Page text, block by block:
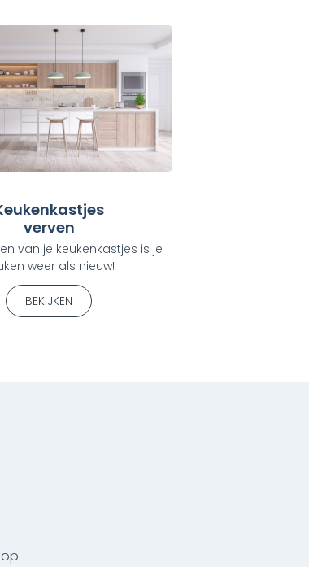
verven
van je keukenkastjes is je
weer als nieuw!
BEKIJKEN